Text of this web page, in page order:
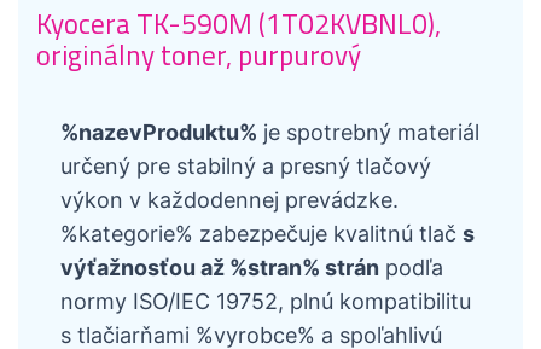
Kyocera TK-590M (1T02KVBNL0),
originálny toner, purpurový
%nazevProduktu% je spotrebný materiál
určený pre stabilný a presný tlačový
výkon v každodennej prevádzke.
%kategorie% zabezpečuje kvalitnú tlač s
výťažnosťou až %stran% strán podľa
normy ISO/IEC 19752, plnú kompatibilitu
s tlačiarňami %vyrobce% a spoľahlivú